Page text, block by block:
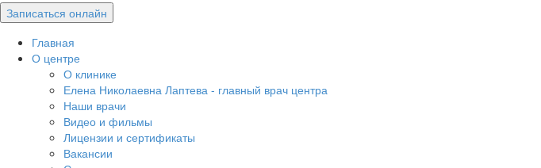
Записаться онлайн
Главная
О центре
О клинике
Елена Николаевна Лаптева - главный врач центра
Наши врачи
Видео и фильмы
Лицензии и сертификаты
Вакансии